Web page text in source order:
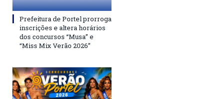
Prefeitura de Portel prorroga
inscrições e altera horários
dos concursos “Musa” e
“Miss Mix Verão 2026”